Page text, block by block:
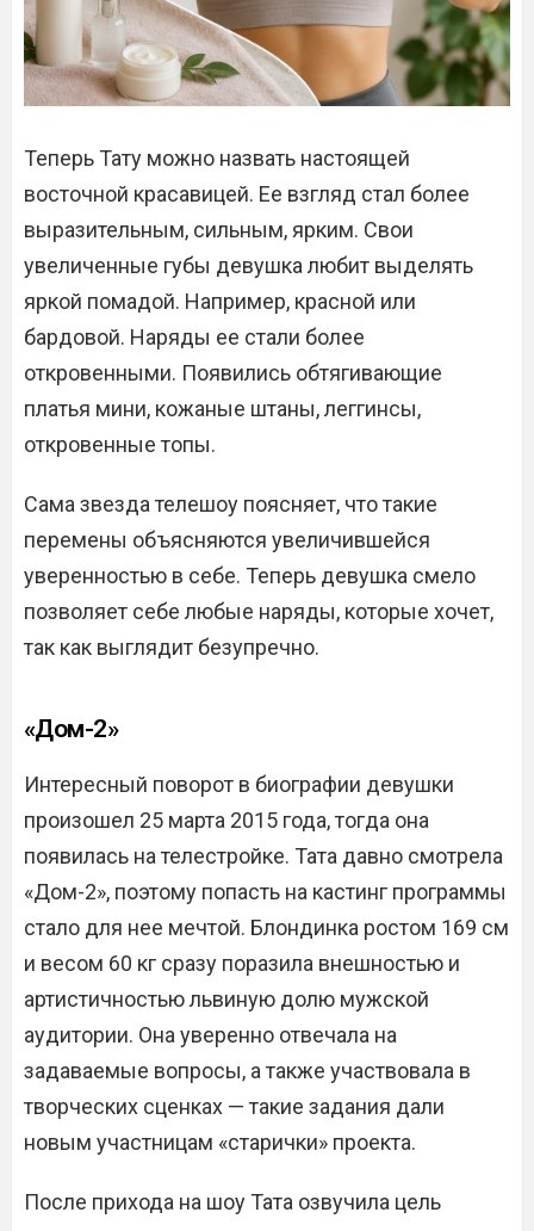
Теперь Тату можно назвать настоящей
восточной красавицей. Ее взгляд стал более
выразительным, сильным, ярким. Свои
увеличенные губы девушка любит выделять
яркой помадой. Например, красной или
бардовой. Наряды ее стали более
откровенными. Появились обтягивающие
платья мини, кожаные штаны, леггинсы,
откровенные топы.
Сама звезда телешоу поясняет, что такие
перемены объясняются увеличившейся
уверенностью в себе. Теперь девушка смело
позволяет себе любые наряды, которые хочет,
так как выглядит безупречно.
«Дом-2»
Интересный поворот в биографии девушки
произошел 25 марта 2015 года, тогда она
появилась на телестройке. Тата давно смотрела
«Дом-2», поэтому попасть на кастинг программы
стало для нее мечтой. Блондинка ростом 169 см
и весом 60 кг сразу поразила внешностью и
артистичностью львиную долю мужской
аудитории. Она уверенно отвечала на
задаваемые вопросы, а также участвовала в
творческих сценках — такие задания дали
новым участницам «старички» проекта.
После прихода на шоу Тата озвучила цель